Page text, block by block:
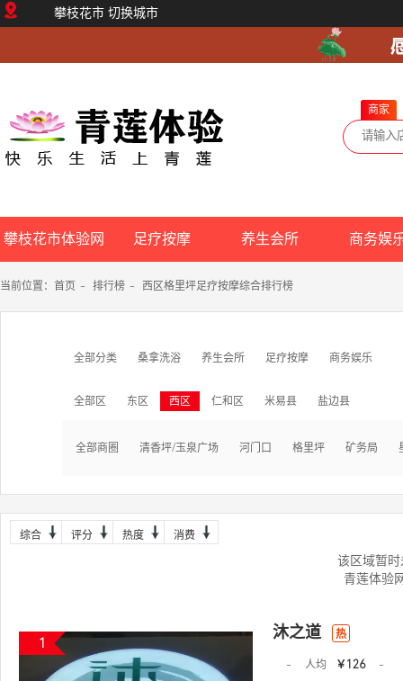
攀枝花市 切换城市
商家
攀枝花市体验网 足疗按摩 养生会所 商务娱
当前位置： 首页 - 排行榜 - 西区格里坪足疗按摩综合排行榜
全部分类 桑拿洗浴 养生会所 足疗按摩 商务娱乐
全部区 东区 西区 仁和区 米易县 盐边县
全部商圈 清香坪/玉泉广场 河门口 格里坪 矿务局
综合 评分 热度 消费
该区域暂
青莲体验
1
沐之道 热
- 人均 ￥126
-